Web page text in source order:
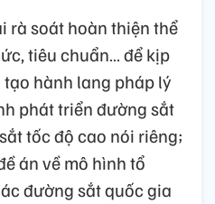
rà soát hoàn thiện thể
tiêu chuẩn… để kịp
hành lang pháp lý
phát triển đường sắt
tốc độ cao nói riêng;
án về mô hình tổ
đường sắt quốc gia